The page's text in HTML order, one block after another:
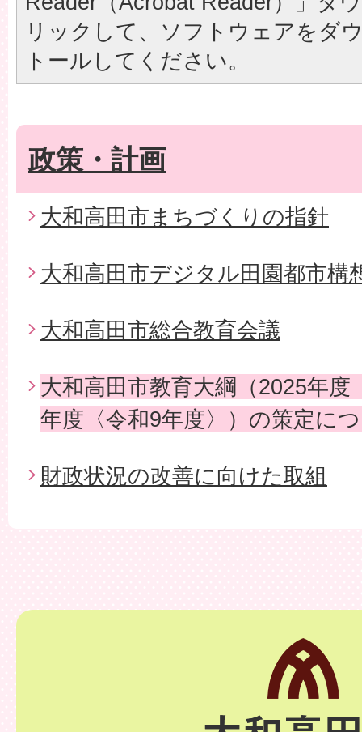
リックして、ソフトウェアをダ
トールしてください。
政策・計画
大和高田市まちづくりの指針
大和高田市デジタル田園都市構
大和高田市総合教育会議
大和高田市教育大綱（2025年度
年度〈令和9年度〉）の策定に
財政状況の改善に向けた取組